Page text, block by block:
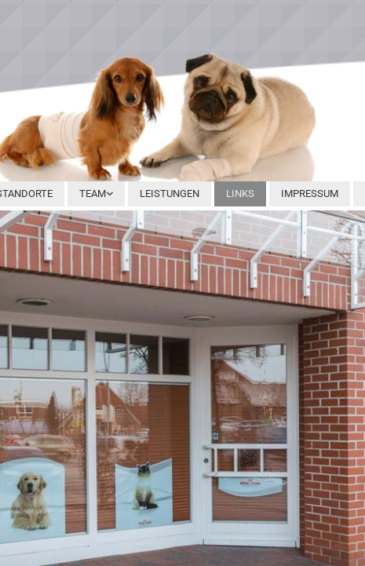
TEAM LEISTUNGEN LINKS IMPRESSUM